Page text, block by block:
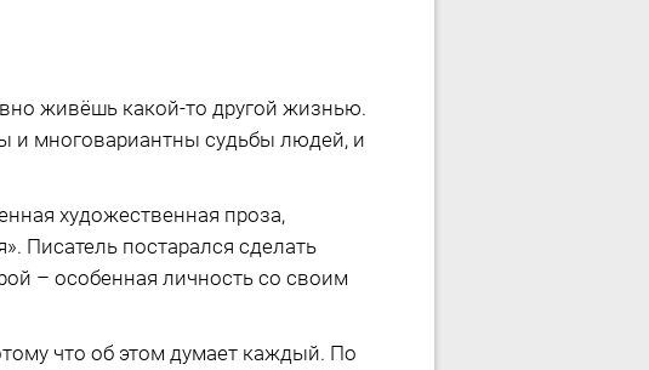
живёшь какой-то другой жизнью.
и многовариантны судьбы людей, и
художественная проза,
Писатель постарался сделать
– особенная личность со своим
что об этом думает каждый. По